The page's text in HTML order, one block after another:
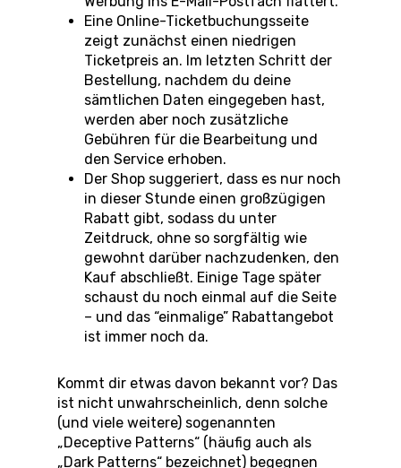
Eine Online-Ticketbuchungsseite
zeigt zunächst einen niedrigen
Ticketpreis an. Im letzten Schritt der
Bestellung, nachdem du deine
sämtlichen Daten eingegeben hast,
werden aber noch zusätzliche
Gebühren für die Bearbeitung und
den Service erhoben.
Der Shop suggeriert, dass es nur noch
in dieser Stunde einen großzügigen
Rabatt gibt, sodass du unter
Zeitdruck, ohne so sorgfältig wie
gewohnt darüber nachzudenken, den
Kauf abschließt. Einige Tage später
schaust du noch einmal auf die Seite
– und das “einmalige” Rabattangebot
ist immer noch da.
Kommt dir etwas davon bekannt vor? Das
ist nicht unwahrscheinlich, denn solche
(und viele weitere) sogenannten
„Deceptive Patterns“ (häufig auch als
„Dark Patterns“ bezeichnet) begegnen